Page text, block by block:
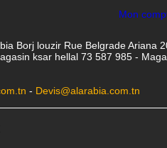
Mon
Borj louzir Rue Belgrade Ariana
ksar hellal 73 587 985 -
- Devis@alarabia.com.tn